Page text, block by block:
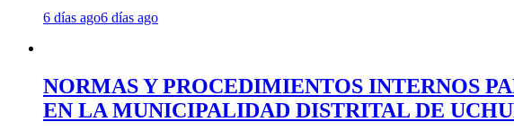
6 días ago6 días ago
NORMAS Y PROCEDIMIENTOS INTERNOS
EN LA MUNICIPALIDAD DISTRITAL DE